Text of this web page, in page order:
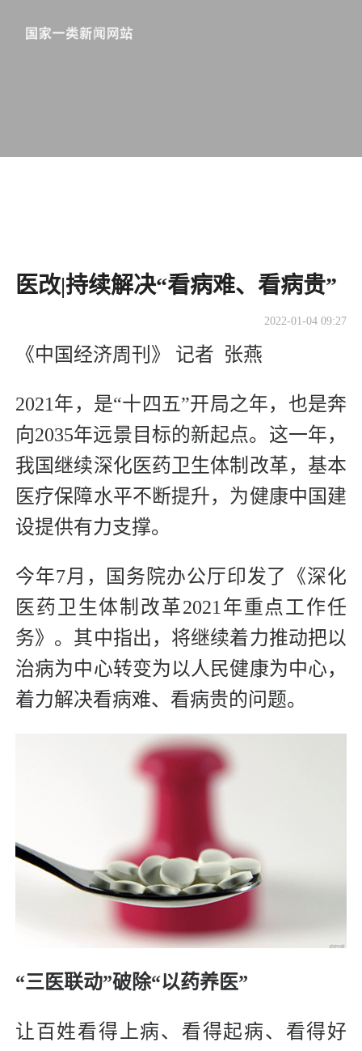
医改|持续解决“看病难、看病贵”
2022-01-04 09:27
《中国经济周刊》 记者 张燕
2021年，是“十四五”开局之年，也是奔
向2035年远景目标的新起点。这一年，
我国继续深化医药卫生体制改革，基本
医疗保障水平不断提升，为健康中国建
设提供有力支撑。
今年7月，国务院办公厅印发了《深化
医药卫生体制改革2021年重点工作任
务》。其中指出，将继续着力推动把以
治病为中心转变为以人民健康为中心，
着力解决看病难、看病贵的问题。
“三医联动”破除“以药养医”
让百姓看得上病、看得起病、看得好